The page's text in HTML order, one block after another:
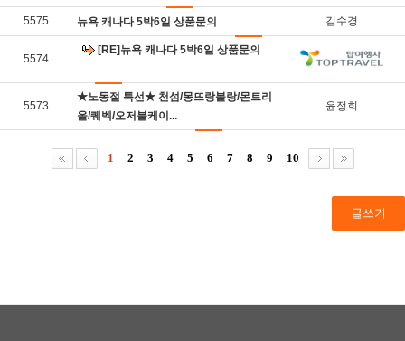
5575 뉴욕 캐나다 5박6일 상품문의 김수경
5574
[RE]뉴욕 캐나다 5박6일 상품문의
5573
★노동절 특선★ 천섬/몽뜨랑블랑/몬트리
올/퀘벡/오저블케이...
윤정희
1 2 3 4 5 6 7 8 9 10
글쓰기